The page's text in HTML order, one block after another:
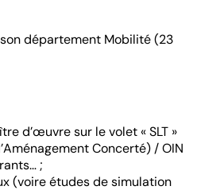
département Mobilité (23
d’œuvre sur le volet « SLT »
Concerté) / OIN
;
(voire études de simulation